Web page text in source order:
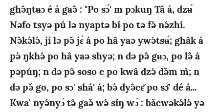
ghə̂ŋtʉɔ é á gaə̂ : "Po sɔ́' m pɔkuŋ Tâ á, dzʉ́
Nəfo tsyə pú lə nyaptə bí po tə fə́ nə́zhì.
Nə̂kə́lə́, jí lə pə̌ jɛ́ á po hâ yaə ywə́tsʉ́; ghâk á
pə́ ŋkhə́ po hâ yaə shyə; n də pə̂ gʉɔ, po lə̂ á
pəpúŋ; n də pə̂ soso e po kwâ dzə́ də̌m m̀; n
də pə̌ go, po sɔ' shá' á; bə́ dyə̂cɛ̌ po sɔ̂' dé á...
Kwa' nyə́nyɔ́ tə̂ gaə̌ wə́ síŋ wɔ́ : bǎcwəkə́lə́ yə